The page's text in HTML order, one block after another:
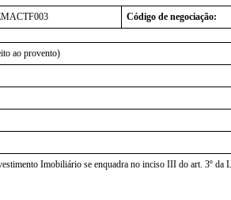
Código de negociação:
ao provento)
Imobiliário se enquadra no inciso III do art. 3º da